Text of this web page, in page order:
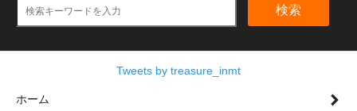
検索
Tweets by treasure_inmt
ホーム